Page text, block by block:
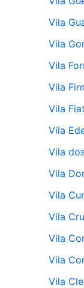
Vila
Vila
Vila
Vila
Vila
Vila
Vila
Vila
Vila
Vila
Vila
Vila
Vila